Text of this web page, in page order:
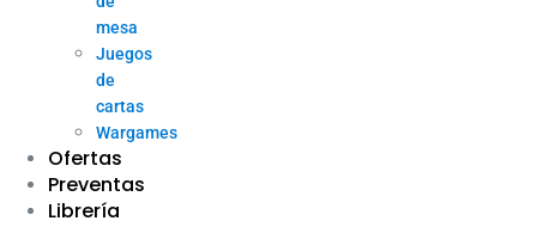
mesa
Juegos
de
cartas
Wargames
Ofertas
Preventas
Librería